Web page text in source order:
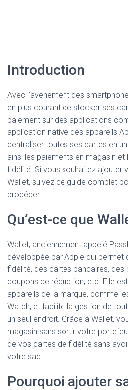
Introduction
Avec l’avènement des
en plus courant de stocker ses
paiement sur des applications
application native des appareils
centraliser toutes ses cartes en
ainsi les paiements en magasin
fidélité. Si vous souhaitez ajouter
Wallet, suivez ce guide complet
procéder.
Qu’est-ce que
Wallet, anciennement appelé
développée par Apple qui
fidélité, des cartes bancaires, des
coupons de réduction, etc. Elle
appareils de la marque, comme
Watch, et facilite la gestion de
un seul endroit. Grâce à Wallet,
magasin sans sortir votre
de vos cartes de fidélité sans
votre sac.
Pourquoi ajouter